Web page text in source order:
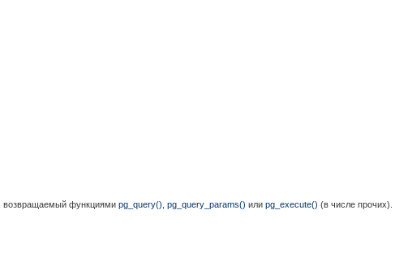
возвращаемый функциями pg_query() pg_query_params() или pg_execute() (в числе прочих).